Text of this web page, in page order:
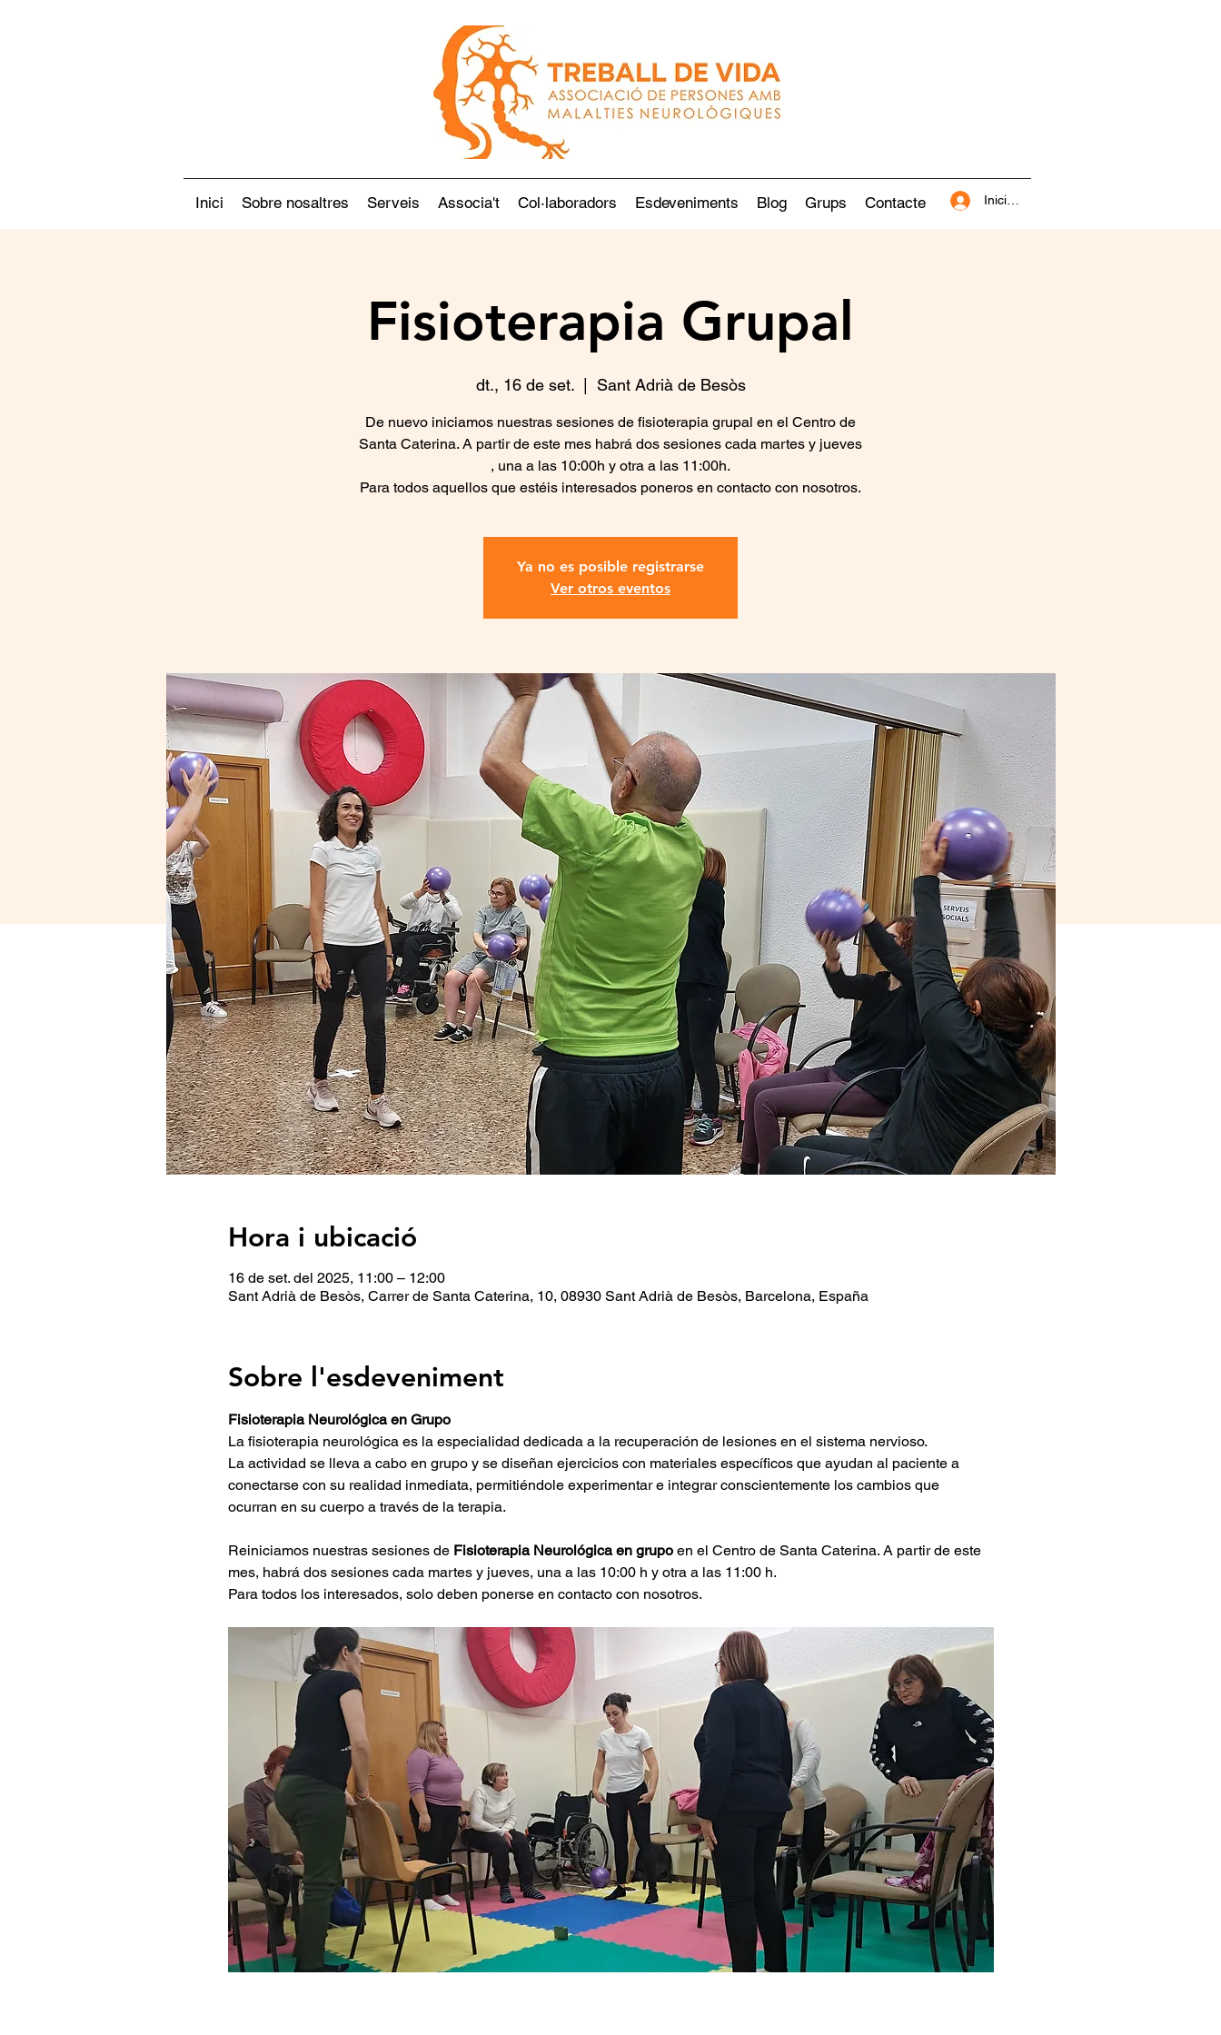
Inici Sobre nosaltres Serveis Associa't Col·laboradors Esdeveniments Blog Grups Contacte Inicia la sessió
Fisioterapia Grupal
dt., 16 de set.
  |
Sant Adrià de Besòs
De nuevo iniciamos nuestras sesiones de fisioterapia grupal en el Centro de
Santa Caterina. A partir de este mes habrá dos sesiones cada martes y jueves
, una a las 10:00h y otra a las 11:00h.
Para todos aquellos que estéis interesados poneros en contacto con nosotros.
Ya no es posible registrarse
Ver otros eventos
Hora i ubicació
16 de set. del 2025, 11:00 – 12:00
Sant Adrià de Besòs, Carrer de Santa Caterina, 10, 08930 Sant Adrià de Besòs, Barcelona, España
Sobre l'esdeveniment
Fisioterapia Neurológica en Grupo
La fisioterapia neurológica es la especialidad dedicada a la recuperación de lesiones en el sistema nervioso.
La actividad se lleva a cabo en grupo y se diseñan ejercicios con materiales específicos que ayudan al paciente a
conectarse con su realidad inmediata, permitiéndole experimentar e integrar conscientemente los cambios que
ocurran en su cuerpo a través de la terapia.
Reiniciamos nuestras sesiones de Fisioterapia Neurológica en grupo en el Centro de Santa Caterina. A partir de este
mes, habrá dos sesiones cada martes y jueves, una a las 10:00 h y otra a las 11:00 h.
Para todos los interesados, solo deben ponerse en contacto con nosotros.